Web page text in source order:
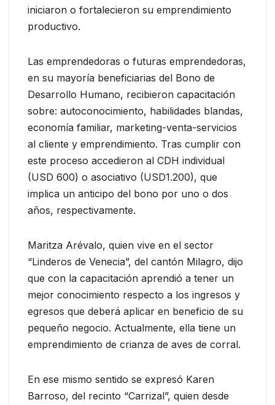
iniciaron o fortalecieron su emprendimiento
productivo.
Las emprendedoras o futuras emprendedoras,
en su mayoría beneficiarias del Bono de
Desarrollo Humano, recibieron capacitación
sobre: autoconocimiento, habilidades blandas,
economía familiar, marketing-venta-servicios
al cliente y emprendimiento. Tras cumplir con
este proceso accedieron al CDH individual
(USD 600) o asociativo (USD1.200), que
implica un anticipo del bono por uno o dos
años, respectivamente.
Maritza Arévalo, quien vive en el sector
“Linderos de Venecia”, del cantón Milagro, dijo
que con la capacitación aprendió a tener un
mejor conocimiento respecto a los ingresos y
egresos que deberá aplicar en beneficio de su
pequeño negocio. Actualmente, ella tiene un
emprendimiento de crianza de aves de corral.
En ese mismo sentido se expresó Karen
Barroso, del recinto “Carrizal”, quien desde